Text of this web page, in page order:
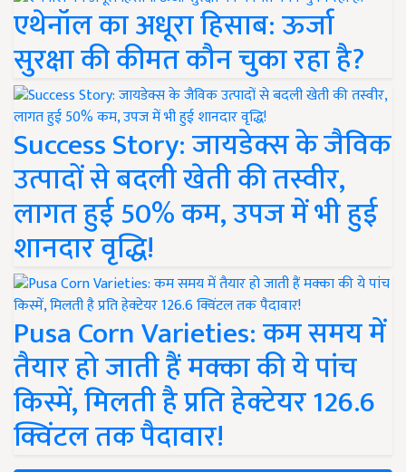
एथेनॉल का अधूरा हिसाब: ऊर्जा
सुरक्षा की कीमत कौन चुका रहा है?
Success Story: जायडेक्स के जैविक
उत्पादों से बदली खेती की तस्वीर,
लागत हुई 50% कम, उपज में भी हुई
शानदार वृद्धि!
Pusa Corn Varieties: कम समय में
तैयार हो जाती हैं मक्का की ये पांच
किस्में, मिलती है प्रति हेक्टेयर 126.6
क्विंटल तक पैदावार!